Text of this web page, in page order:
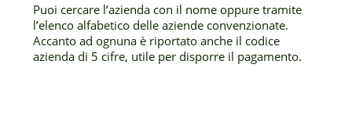
Puoi cercare l’azienda con il nome oppure tramite
l’elenco alfabetico delle aziende convenzionate.
Accanto ad ognuna è riportato anche il codice
azienda di 5 cifre, utile per disporre il pagamento.